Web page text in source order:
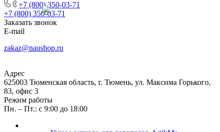
+7 (800) 350-03-71
+7 (800) 350-03-71
Заказать звонок
E-mail
zakaz@naushop.ru
Адрес
625003 Тюменская область, г. Тюмень, ул. Максима Горького,
83, офис 3
Режим работы
Пн. – Пт.: с 9:00 до 18:00